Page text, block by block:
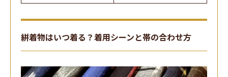
絣着物はいつ着る？着用シーンと帯の合わせ方